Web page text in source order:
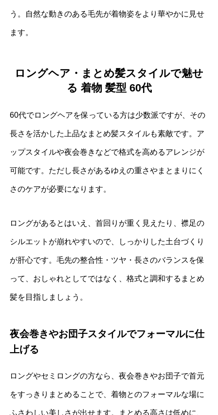
う。自然な動きのある毛先が着物姿をより華やかに見せ
ます。
ロングヘア・まとめ髪スタイルで魅せ
る 着物 髪型 60代
60代でロングヘアを保っている方は少数派ですが、その
長さを活かした上品なまとめ髪スタイルも素敵です。ア
ップスタイルや夜会巻きなどで格式を高めるアレンジが
可能です。ただし長さがあるゆえの重さやまとまりにく
さのケアが必要になります。
ロングがあるとはいえ、首回りが重く見えたり、襟足の
シルエットが崩れやすいので、しっかりした土台づくり
が肝心です。毛先の整合性・ツヤ・長さのバランスを保
って、おしゃれとしてではなく、格式と調和するまとめ
髪を目指しましょう。
夜会巻きやお団子スタイルでフォーマルに仕
上げる
ロングやセミロングの方なら、夜会巻きやお団子で首元
をすっきりまとめることで、着物とのフォーマルな場に
ふさわしい美しさが出せます。まとめる高さは低めに、